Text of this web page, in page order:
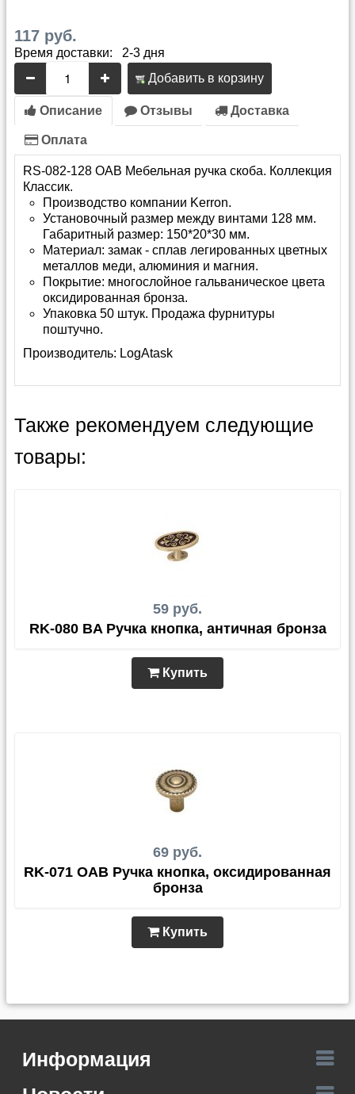
117 руб.
Время доставки: 2-3 дня
Добавить в корзину
Описание Отзывы Доставка
Оплата
RS-082-128 OAB Мебельная ручка скоба. Коллекция
Классик.
Производство компании Kerron.
Установочный размер между винтами 128 мм.
Габаритный размер: 150*20*30 мм.
Материал: замак - сплав легированных цветных
металлов меди, алюминия и магния.
Покрытие: многослойное гальваническое цвета
оксидированная бронза.
Упаковка 50 штук. Продажа фурнитуры
поштучно.
Производитель: LogAtask
Также рекомендуем следующие
товары:
59 руб.
RK-080 BA Ручка кнопка, античная бронза
Купить
69 руб.
RK-071 OAB Ручка кнопка, оксидированная
бронза
Купить
Информация